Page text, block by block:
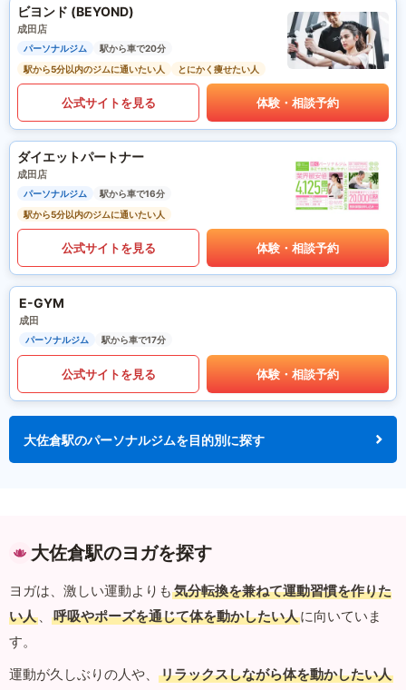
ビヨンド (BEYOND)
成田店
パーソナルジム
駅から車で20分
駅から5分以内のジムに通いたい人
とにかく痩せたい人
公式サイトを見る 体験・相談予約
ダイエットパートナー
成田店
パーソナルジム
駅から車で16分
駅から5分以内のジムに通いたい人
公式サイトを見る 体験・相談予約
E-GYM
成田
パーソナルジム 駅から車で17分
公式サイトを見る 体験・相談予約
大佐倉駅のパーソナルジムを目的別に探す
大佐倉駅のヨガを探す
ヨガは、激しい運動よりも 気分転換を兼ねて運動習慣を作りた
い人 、 呼吸やポーズを通じて体を動かしたい人に向いていま
す。
運動が久しぶりの人や、
リラックスしながら体を動かしたい人